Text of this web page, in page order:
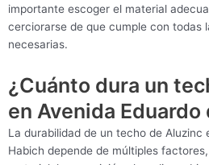
importante escoger el material
cerciorarse de que cumple con todas
necesarias.
¿Cuánto dura un
en Avenida Eduardo
La durabilidad de un techo de Aluzinc
Habich depende de múltiples